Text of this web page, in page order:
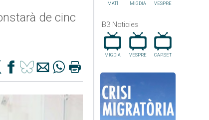
MATÍ MIGDIA VESPRE
IB3 Noticies
MIGDIA VESPRE CAP.SET
de cinc